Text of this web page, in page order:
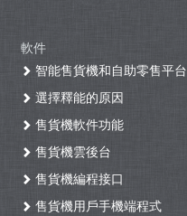
軟件
智能售貨機和自助零售平台
選擇釋能的原因
售貨機軟件功能
售貨機雲後台
售貨機編程接口
售貨機用戶手機端程式